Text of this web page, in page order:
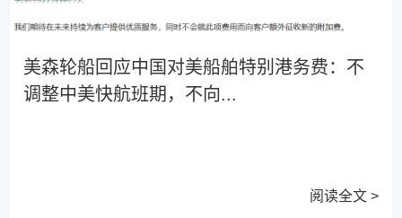
美森轮船回应中国对美船舶特别港务费：不
调整中美快航班期，不向...
阅读全文 >